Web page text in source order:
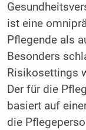
ist eine
Pflegende als
Besonders
Risikosettings
Der für die
basiert auf
die